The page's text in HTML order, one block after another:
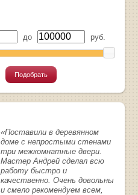
до руб.
Подобрать
«Поставили в деревянном
доме с непростыми стенами
три межкомнатные двери.
Мастер Андрей сделал всю
работу быстро и
качественно. Очень довольны
и смело рекомендуем всем,